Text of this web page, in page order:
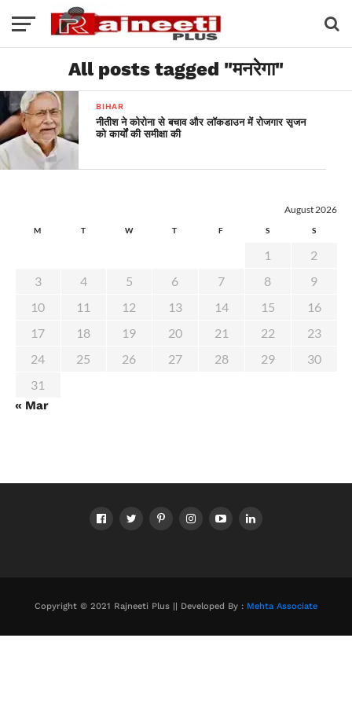
All posts tagged "मनरेगा"
BIHAR
नीतीश ने कोरोना से बचाव और लॉकडाउन में रोजगार सृजन
को कार्यों की समीक्षा की
August 2026
M T W T F S S
1
2
3
4 5 6 7 8
9
10
11 12 13 14 15
16
17
18 19 20 21 22
23
24
25 26 27 28 29
30
31
« Mar
Copyright © 2021 Rajneeti Plus || Developed By : Mehta Associate